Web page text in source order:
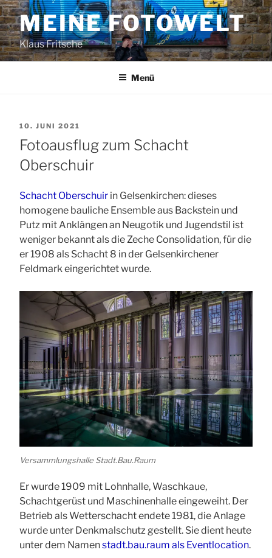
Zum
Inhalt
springenMEINE FOTOWELT
Klaus Fritsche
Menü
VERÖFFENTLICHT
AM
10. JUNI 2021
Fotoausflug zum Schacht
Oberschuir
Schacht Oberschuir in Gelsenkirchen: dieses
homogene bauliche Ensemble aus Backstein und
Putz mit Anklängen an Neugotik und Jugendstil ist
weniger bekannt als die Zeche Consolidation, für die
er 1908 als Schacht 8 in der Gelsenkirchener
Feldmark eingerichtet wurde.
Versammlungshalle Stadt.Bau.Raum
Er wurde 1909 mit Lohnhalle, Waschkaue,
Schachtgerüst und Maschinenhalle eingeweiht. Der
Betrieb als Wetterschacht endete 1981, die Anlage
wurde unter Denkmalschutz gestellt. Sie dient heute
unter dem Namenstadt.bau.raum als Eventlocation.